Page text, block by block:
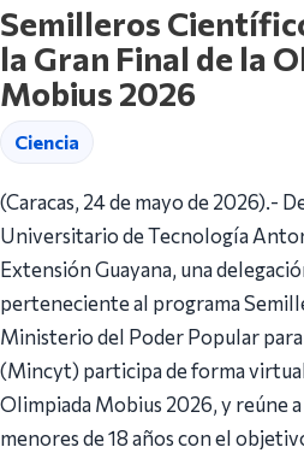
Semilleros
la Gran Final de la
Mobius 2026
Ciencia
(Caracas, 24 de mayo de 2026).-
Universitario de Tecnología
Extensión Guayana, una
perteneciente al programa
Ministerio del Poder Popular
(Mincyt) participa de forma
Olimpiada Mobius 2026, y reúne
menores de 18 años con el